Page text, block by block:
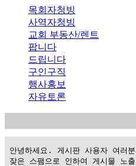
목회자청빙
사역자청빙
교회 부동산/렌트
팝니다
드립니다
구인구직
행사홍보
자유토론
안녕하세요. 게시판 사용자 여러
잦은 스팸으로 인하여 게시물 노